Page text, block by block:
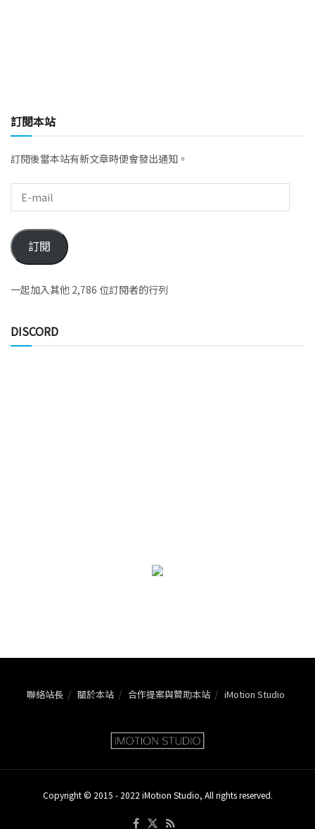
訂閱本站
訂閱後當本站有新文章時便會發出通知。
訂閱
一起加入其他 2,786 位訂閱者的行列
DISCORD
聯絡站長 關於本站 合作提案與贊助本站 iMotion Studio
Copyright © 2015 - 2022 iMotion Studio, All rights reserved.